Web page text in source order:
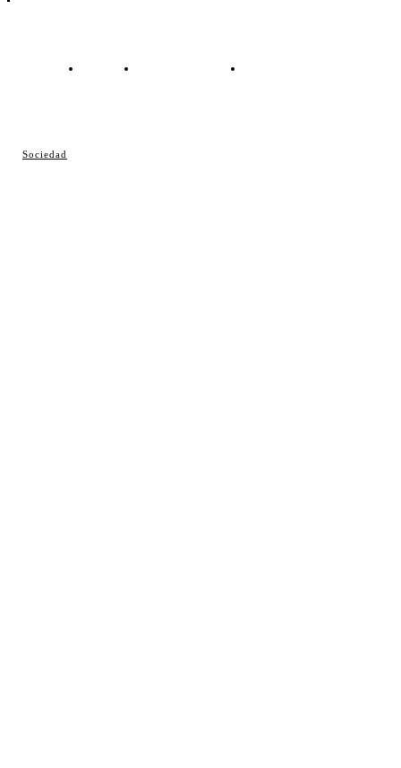
Sociedad
Contacto Política de cookies